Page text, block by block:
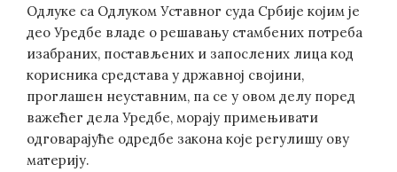
Одлуке са Одлуком Уставног суда Србије којим је
део Уредбе владе о решавању стамбених потреба
изабраних, постављених и запослених лица код
корисника средстава у државној својини,
проглашен неуставним, па се у овом делу поред
важећег дела Уредбе, морају примењивати
одговарајуће одредбе закона које регулишу ову
материју.